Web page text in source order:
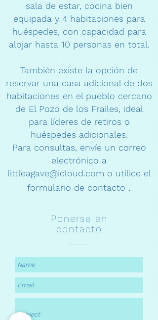
sala de estar, cocina bien
equipada y 4 habitaciones para
huéspedes, con capacidad para
alojar hasta 10 personas en total.
También existe la opción de
reservar una casa adicional de dos
habitaciones en el pueblo cercano
de El Pozo de los Frailes, ideal
para líderes de retiros o
huéspedes adicionales.
Para consultas, envíe un correo
electrónico a
littleagave@icloud.com o utilice el
formulario de contacto .
Ponerse en
contacto